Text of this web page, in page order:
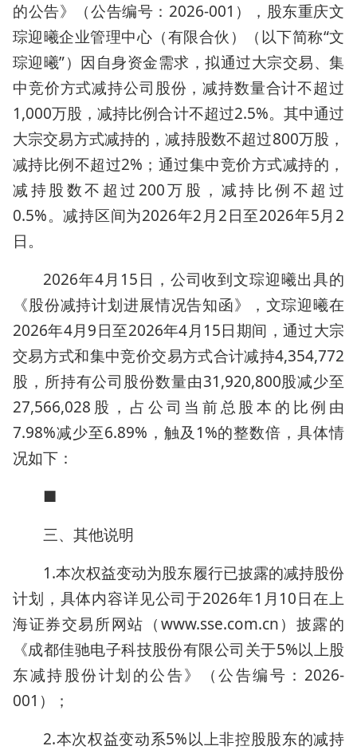
的公告》（公告编号：2026-001），股东重庆文
琮迎曦企业管理中心（有限合伙）（以下简称“文
琮迎曦”）因自身资金需求，拟通过大宗交易、集
中竞价方式减持公司股份，减持数量合计不超过
1,000万股，减持比例合计不超过2.5%。其中通过
大宗交易方式减持的，减持股数不超过800万股，
减持比例不超过2%；通过集中竞价方式减持的，
减持股数不超过200万股，减持比例不超过
0.5%。减持区间为2026年2月2日至2026年5月2
日。
2026年4月15日，公司收到文琮迎曦出具的
《股份减持计划进展情况告知函》，文琮迎曦在
2026年4月9日至2026年4月15日期间，通过大宗
交易方式和集中竞价交易方式合计减持4,354,772
股，所持有公司股份数量由31,920,800股减少至
27,566,028股，占公司当前总股本的比例由
7.98%减少至6.89%，触及1%的整数倍，具体情
况如下：
■
三、其他说明
1.本次权益变动为股东履行已披露的减持股份
计划，具体内容详见公司于2026年1月10日在上
海证券交易所网站（www.sse.com.cn）披露的
《成都佳驰电子科技股份有限公司关于5%以上股
东减持股份计划的公告》（公告编号：2026-
001）；
2.本次权益变动系5%以上非控股股东的减持